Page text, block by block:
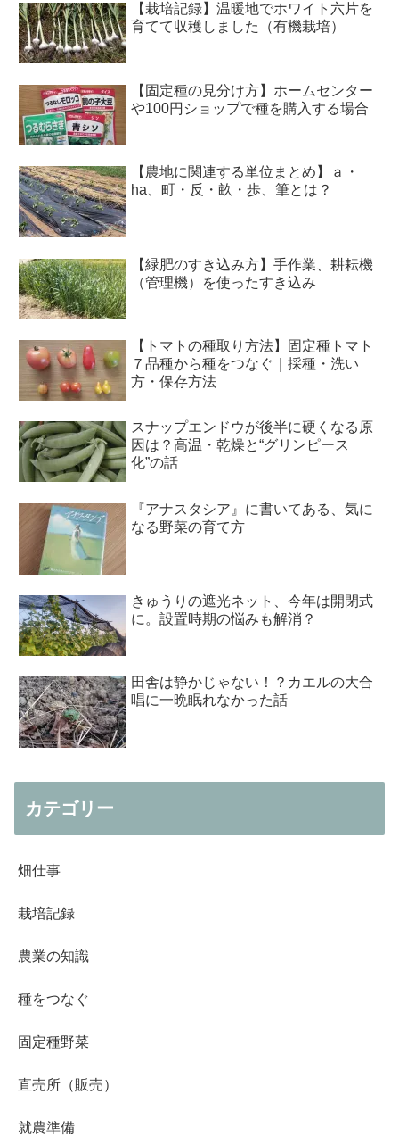
【栽培記録】温暖地でホワイト六片を
育てて収穫しました（有機栽培）
【固定種の見分け方】ホームセンター
や100円ショップで種を購入する場合
【農地に関連する単位まとめ】ａ・
ha、町・反・畝・歩、筆とは？
【緑肥のすき込み方】手作業、耕耘機
（管理機）を使ったすき込み
【トマトの種取り方法】固定種トマト
７品種から種をつなぐ｜採種・洗い
方・保存方法
スナップエンドウが後半に硬くなる原
因は？高温・乾燥と“グリンピース
化”の話
『アナスタシア』に書いてある、気に
なる野菜の育て方
きゅうりの遮光ネット、今年は開閉式
に。設置時期の悩みも解消？
田舎は静かじゃない！？カエルの大合
唱に一晩眠れなかった話
カテゴリー
畑仕事
栽培記録
農業の知識
種をつなぐ
固定種野菜
直売所（販売）
就農準備